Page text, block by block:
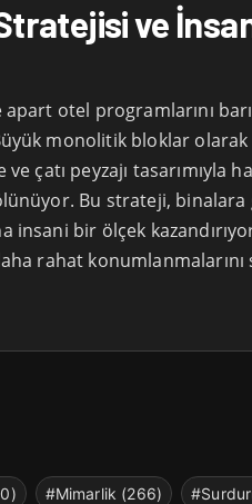
ve
otel programlarını
monolitik bloklar olarak
çatı peyzajı tasarımıyla
Bu strateji, binalara
insani bir ölçek
rahat konumlanmalarını
#Mimarlik (266)